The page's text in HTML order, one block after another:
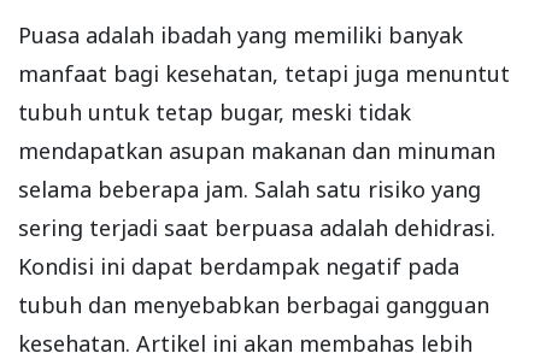
Puasa adalah ibadah yang memiliki banyak
manfaat bagi kesehatan, tetapi juga menuntut
tubuh untuk tetap bugar, meski tidak
mendapatkan asupan makanan dan minuman
selama beberapa jam. Salah satu risiko yang
sering terjadi saat berpuasa adalah dehidrasi.
Kondisi ini dapat berdampak negatif pada
tubuh dan menyebabkan berbagai gangguan
kesehatan. Artikel ini akan membahas lebih